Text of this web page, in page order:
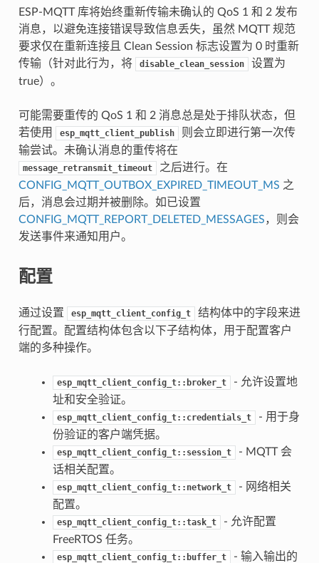
ESP-MQTT 库将始终重新传输未确认的 QoS 1 和 2 发布
消息，以避免连接错误导致信息丢失，虽然 MQTT 规范
要求仅在重新连接且 Clean Session 标志设置为 0 时重新
传输（针对此行为，将
disable_clean_session
设置为
true）。
可能需要重传的 QoS 1 和 2 消息总是处于排队状态，但
若使用
esp_mqtt_client_publish
则会立即进行第一次传
输尝试。未确认消息的重传将在
message_retransmit_timeout
之后进行。在
CONFIG_MQTT_OUTBOX_EXPIRED_TIMEOUT_MS 之
后，消息会过期并被删除。如已设置
CONFIG_MQTT_REPORT_DELETED_MESSAGES，则会
发送事件来通知用户。
配置
通过设置 esp_mqtt_client_config_t
结构体中的字段来进
行配置。配置结构体包含以下子结构体，用于配置客户
端的多种操作。
esp_mqtt_client_config_t::broker_t
- 允许设置地
址和安全验证。
esp_mqtt_client_config_t::credentials_t
- 用于身
份验证的客户端凭据。
esp_mqtt_client_config_t::session_t
- MQTT 会
话相关配置。
esp_mqtt_client_config_t::network_t
- 网络相关
配置。
esp_mqtt_client_config_t::task_t
- 允许配置
FreeRTOS 任务。
esp_mqtt_client_config_t::buffer_t
- 输入输出的